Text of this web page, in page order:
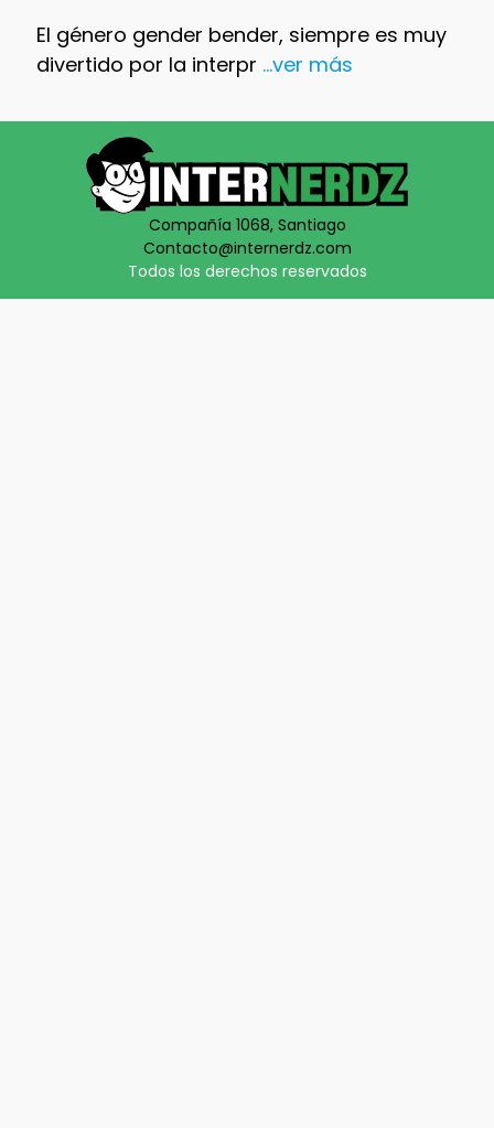
El género gender bender, siempre es muy
divertido por la interpr ...ver más
Compañía 1068, Santiago
Contacto@internerdz.com
Todos los derechos reservados